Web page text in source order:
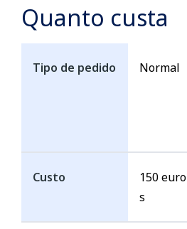
Quanto custa
Tipo de pedido
Custo
Normal
150 euro
s